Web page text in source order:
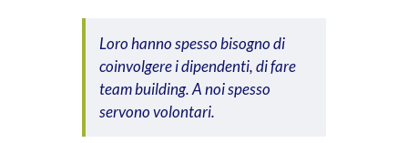
Loro hanno spesso bisogno di
coinvolgere i dipendenti, di fare
team building. A noi spesso
servono volontari.